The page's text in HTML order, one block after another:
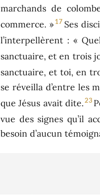
marchands de
commerce. »17 Ses
l’interpellèrent : «
sanctuaire, et en trois
sanctuaire, et toi, en
se réveilla d’entre les
que Jésus avait dite.23
vue des signes qu’il
besoin d’aucun